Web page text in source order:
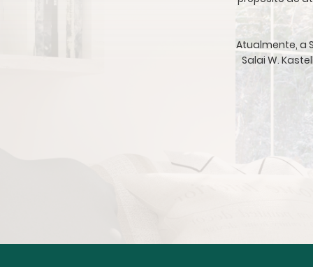
Atualmente, a
Salai W.